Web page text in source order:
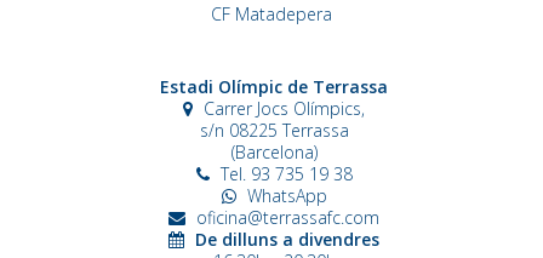
CF Matadepera
Estadi Olímpic de Terrassa
Carrer Jocs Olímpics,
s/n 08225 Terrassa
(Barcelona)
Tel. 93 735 19 38
WhatsApp
oficina@terrassafc.com
De dilluns a divendres